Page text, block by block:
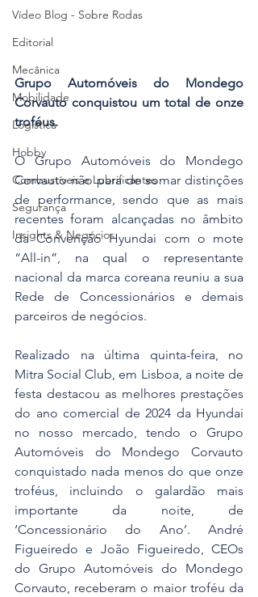
Vídeo Blog - Sobre Rodas
Editorial
Mecânica
Mobilidade
Logística
Hobby
Combustíveis e Lubrificantes
Segurança
Insights & Negócios
Grupo Automóveis do Mondego
Corvauto conquistou um total de onze
troféus.
O Grupo Automóveis do Mondego
Corvauto não para de somar distinções
de performance, sendo que as mais
recentes foram alcançadas no âmbito
da Convenção Hyundai com o mote
“All-in”, na qual o representante
nacional da marca coreana reuniu a sua
Rede de Concessionários e demais
parceiros de negócios.
Realizado na última quinta-feira, no
Mitra Social Club, em Lisboa, a noite de
festa destacou as melhores prestações
do ano comercial de 2024 da Hyundai
no nosso mercado, tendo o Grupo
Automóveis do Mondego Corvauto
conquistado nada menos do que onze
troféus, incluindo o galardão mais
importante da noite, de
‘Concessionário do Ano’. André
Figueiredo e João Figueiredo, CEOs
do Grupo Automóveis do Mondego
Corvauto, receberam o maior troféu da